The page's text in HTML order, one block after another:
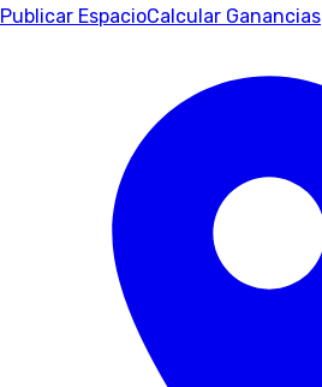
Publicar EspacioCalcular Ganancias